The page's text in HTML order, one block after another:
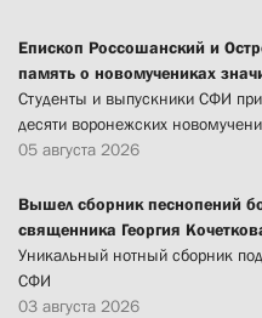
Епископ Россошанский и
память о новомучениках
Студенты и выпускники СФИ
десяти воронежских
05 августа 2026
Вышел сборник песнопений
священника Георгия
Уникальный нотный сборник
СФИ
03 августа 2026